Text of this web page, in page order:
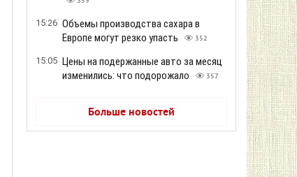
15:26 Объемы производства сахара в
Европе могут резко упасть
352
15:05 Цены на подержанные авто за месяц
изменились: что подорожало
357
Больше новостей